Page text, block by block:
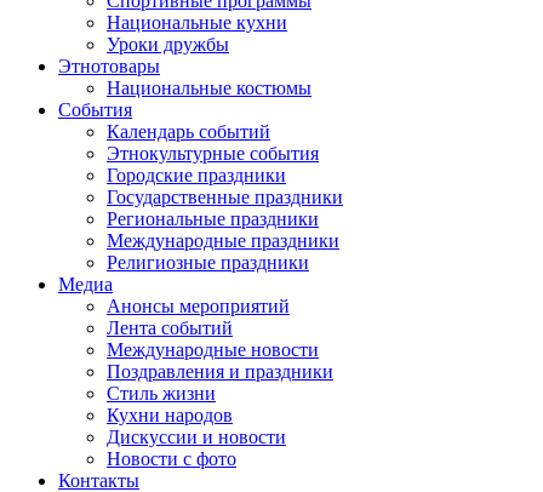
Национальные кухни
Уроки дружбы
Этнотовары
Национальные костюмы
События
Календарь событий
Этнокультурные события
Городские праздники
Государственные праздники
Региональные праздники
Международные праздники
Религиозные праздники
Медиа
Анонсы мероприятий
Лента событий
Международные новости
Поздравления и праздники
Cтиль жизни
Кухни народов
Дискуссии и новости
Новости с фото
Контакты